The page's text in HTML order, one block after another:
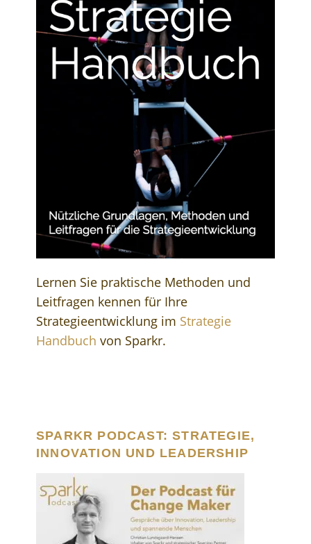
Lernen Sie praktische Methoden und
Leitfragen kennen für Ihre
Strategieentwicklung im Strategie
Handbuch von Sparkr.
SPARKR PODCAST: STRATEGIE,
INNOVATION UND LEADERSHIP